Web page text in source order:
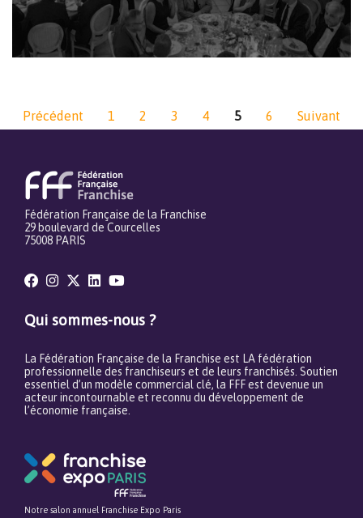
Précédent 1 2 3 4 5 6 Suivant
Fédération Française de la Franchise
29 boulevard de Courcelles
75008 PARIS
Qui sommes-nous ?
La Fédération Française de la Franchise est LA fédération
professionnelle des franchiseurs et de leurs franchisés. Soutien
essentiel d’un modèle commercial clé, la FFF est devenue un
acteur incontournable et reconnu du développement de
l’économie française.
Notre salon annuel Franchise Expo Paris